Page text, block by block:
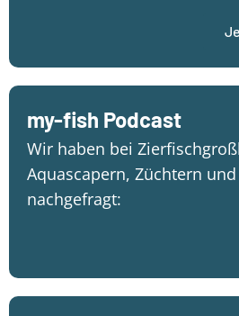
my-fish Podcast
Wir haben bei
Aquascapern, Züchtern
nachgefragt: